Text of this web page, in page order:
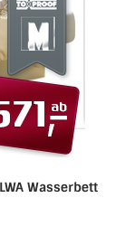
Wasserbett